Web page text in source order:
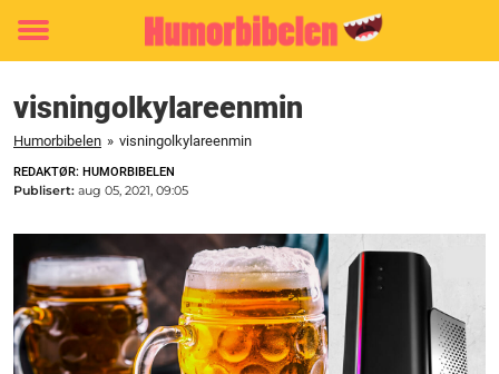
Toggle
visningolkylareenmin
Humorbibelen » visningolkylareenmin
REDAKTØR: HUMORBIBELEN
Publisert: aug 05, 2021, 09:05